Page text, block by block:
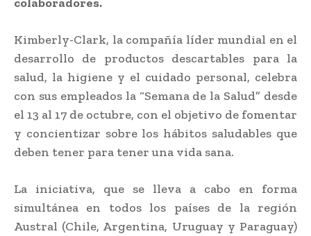
Kimberly-Clark, la compañía líder mundial en el
desarrollo de productos descartables para la
salud, la higiene y el cuidado personal, celebra
con sus empleados la “Semana de la Salud” desde
el 13 al 17 de octubre, con el objetivo de fomentar
y concientizar sobre los hábitos saludables que
deben tener para tener una vida sana.
La iniciativa, que se lleva a cabo en forma
simultánea en todos los países de la región
Austral (Chile, Argentina, Uruguay y Paraguay)